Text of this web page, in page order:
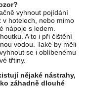
vyhnout pojídání
hotelech, nebo mimo
nápoje s ledem.
A to i při čištění
vodou. Také by měli
se i oblíbenému
třtiny.
nějaké nástrahy,
záhadně dlouhé